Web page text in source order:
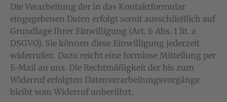
Die Verarbeitung der in das Kontaktformular
eingegebenen Daten erfolgt somit ausschließlich auf
Grundlage Ihrer Einwilligung (Art. 6 Abs. 1 lit. a
DSGVO). Sie können diese Einwilligung jederzeit
widerrufen. Dazu reicht eine formlose Mitteilung per
E-Mail an uns. Die Rechtmäßigkeit der bis zum
Widerruf erfolgten Datenverarbeitungsvorgänge
bleibt vom Widerruf unberührt.